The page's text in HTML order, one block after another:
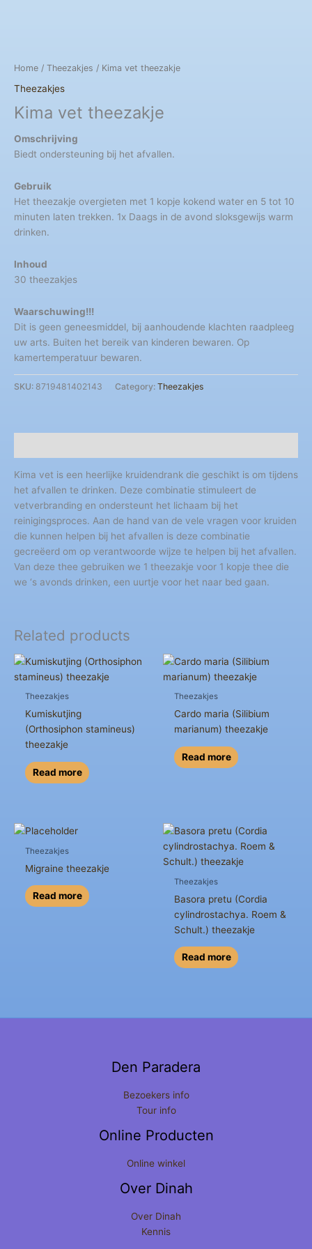
Home / Theezakjes / Kima vet theezakje
Theezakjes
Kima vet theezakje
Omschrijving
Biedt ondersteuning bij het afvallen.
Gebruik
Het theezakje overgieten met 1 kopje kokend water en 5 tot 10
minuten laten trekken. 1x Daags in de avond sloksgewijs warm
drinken.
Inhoud
30 theezakjes
Waarschuwing!!!
Dit is geen geneesmiddel, bij aanhoudende klachten raadpleeg
uw arts. Buiten het bereik van kinderen bewaren. Op
kamertemperatuur bewaren.
SKU: 8719481402143 Category: Theezakjes
Kima vet is een heerlijke kruidendrank die geschikt is om tijdens
het afvallen te drinken. Deze combinatie stimuleert de
vetverbranding en ondersteunt het lichaam bij het
reinigingsproces. Aan de hand van de vele vragen voor kruiden
die kunnen helpen bij het afvallen is deze combinatie
gecreëerd om op verantwoorde wijze te helpen bij het afvallen.
Van deze thee gebruiken we 1 theezakje voor 1 kopje thee die
we ‘s avonds drinken, een uurtje voor het naar bed gaan.
Related products
Theezakjes
Kumiskutjing
(Orthosiphon stamineus)
theezakje
Read more
Theezakjes
Cardo maria (Silibium
marianum) theezakje
Read more
Theezakjes
Migraine theezakje
Read more
Theezakjes
Basora pretu (Cordia
cylindrostachya. Roem &
Schult.) theezakje
Read more
Den Paradera
Bezoekers info
Tour info
Online Producten
Online winkel
Over Dinah
Over Dinah
Kennis